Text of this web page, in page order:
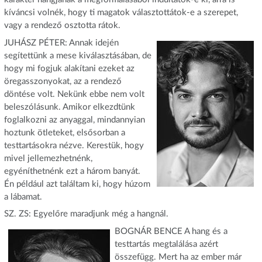
kíváncsi volnék, hogy ti magatok választottátok-e a szerepet,
vagy a rendező osztotta rátok.
JUHÁSZ PÉTER: Annak idején
segítettünk a mese kiválasztásában, de
hogy mi fogjuk alakítani ezeket az
öregasszonyokat, az a rendező
döntése volt. Nekünk ebbe nem volt
beleszólásunk. Amikor elkezdtünk
foglalkozni az anyaggal, mindannyian
hoztunk ötleteket, elsősorban a
testtartásokra nézve. Kerestük, hogy
mivel jellemezhetnénk,
egyéníthetnénk ezt a három banyát.
Én például azt találtam ki, hogy húzom
a lábamat.
SZ. ZS: Egyelőre maradjunk még a hangnál.
BOGNÁR BENCE A hang és a
testtartás megtalálása azért
összefügg. Mert ha az ember már